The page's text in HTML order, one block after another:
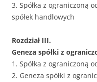
3. Spółka z ograniczoną
spółek handlowych
Rozdział III.
Geneza spółki z
1. Spółka z ograniczoną
2. Geneza spółki z